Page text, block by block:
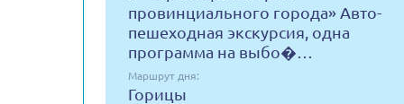
провинциального города» Авто-
пешеходная экскурсия, одна
программа на выбо�…
Маршрут дня:
Горицы